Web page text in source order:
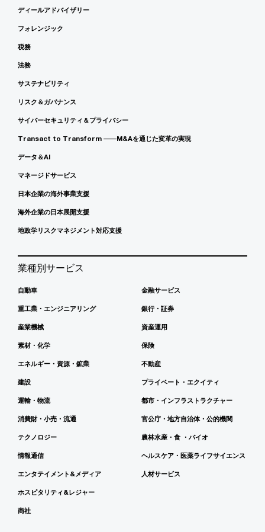
ディールアドバイザリー
フォレンジック
税務
法務
サステナビリティ
リスク＆ガバナンス
サイバーセキュリティ＆プライバシー
Transact to Transform ――M&Aを通じた変革の実現
データ＆AI
マネージドサービス
日本企業の海外事業支援
海外企業の日本展開支援
地政学リスクマネジメント対応支援
業種別サービス
自動車
重工業・エンジニアリング
産業機械
素材・化学
エネルギー・資源・鉱業
建設
運輸・物流
消費財・小売・流通
テクノロジー
情報通信
エンタテイメント&メディア
ホスピタリティ&レジャー
商社
金融サービス
銀行・証券
資産運用
保険
不動産
プライベート・エクイティ
都市・インフラストラクチャー
官公庁・地方自治体・公的機関
農林水産・食 ・バイオ
ヘルスケア・医薬ライフサイエンス
人材サービス